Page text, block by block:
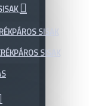
SISAK
SISAK